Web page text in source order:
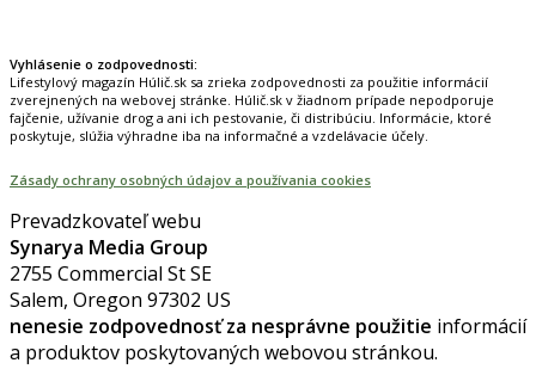
Vyhlásenie o zodpovednosti:
Lifestylový magazín Húlič.sk sa zrieka zodpovednosti za použitie informácií
zverejnených na webovej stránke. Húlič.sk v žiadnom prípade nepodporuje
fajčenie, užívanie drog a ani ich pestovanie, či distribúciu. Informácie, ktoré
poskytuje, slúžia výhradne iba na informačné a vzdelávacie účely.
Zásady ochrany osobných údajov a používania cookies
Prevadzkovateľ webu
Synarya Media Group
2755 Commercial St SE
Salem, Oregon 97302 US
nenesie zodpovednosť za nesprávne použitie informácií
a produktov poskytovaných webovou stránkou.